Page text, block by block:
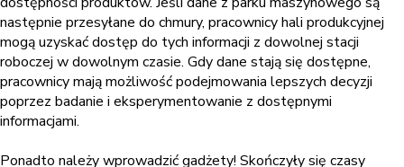
następnie przesyłane do chmury, pracownicy hali produkcyjnej
mogą uzyskać dostęp do tych informacji z dowolnej stacji
roboczej w dowolnym czasie. Gdy dane stają się dostępne,
pracownicy mają możliwość podejmowania lepszych decyzji
poprzez badanie i eksperymentowanie z dostępnymi
informacjami.
Ponadto należy wprowadzić gadżety! Skończyły się czasy